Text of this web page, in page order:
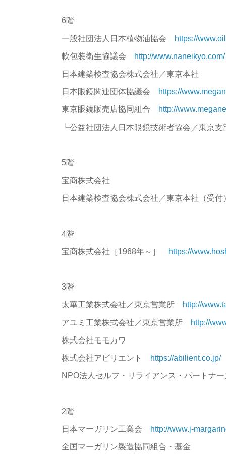
6階
一般社団法人日本植物油協会 https://
軟包装衛生協議会 http://www.naneikyo.com/
日本建築検査協会株式会社／東京本社
日本眼鏡関連団体協議会 https://
東京眼鏡販売店協同組合
http://
┗公益社団法人日本眼鏡技術者協会／東京
5階
宝商株式会社
日本建築検査協会株式会社／東京本社（受付
4階
宝商株式会社［1968年～］ https://
3階
太華工業株式会社／東京営業所
http://
アユミ工業株式会社／東京営業所 http://
株式会社モモカワ
株式会社アビリエント https://abilient.co.jp/
NPO法人セルフ・リライアンス・パートナ
2階
日本マーガリン工業会 http://www.j-
全国マーガリン製造協同組合・基金